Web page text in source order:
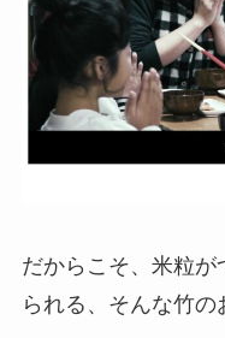
だからこそ、米粒
られる、そんな竹の